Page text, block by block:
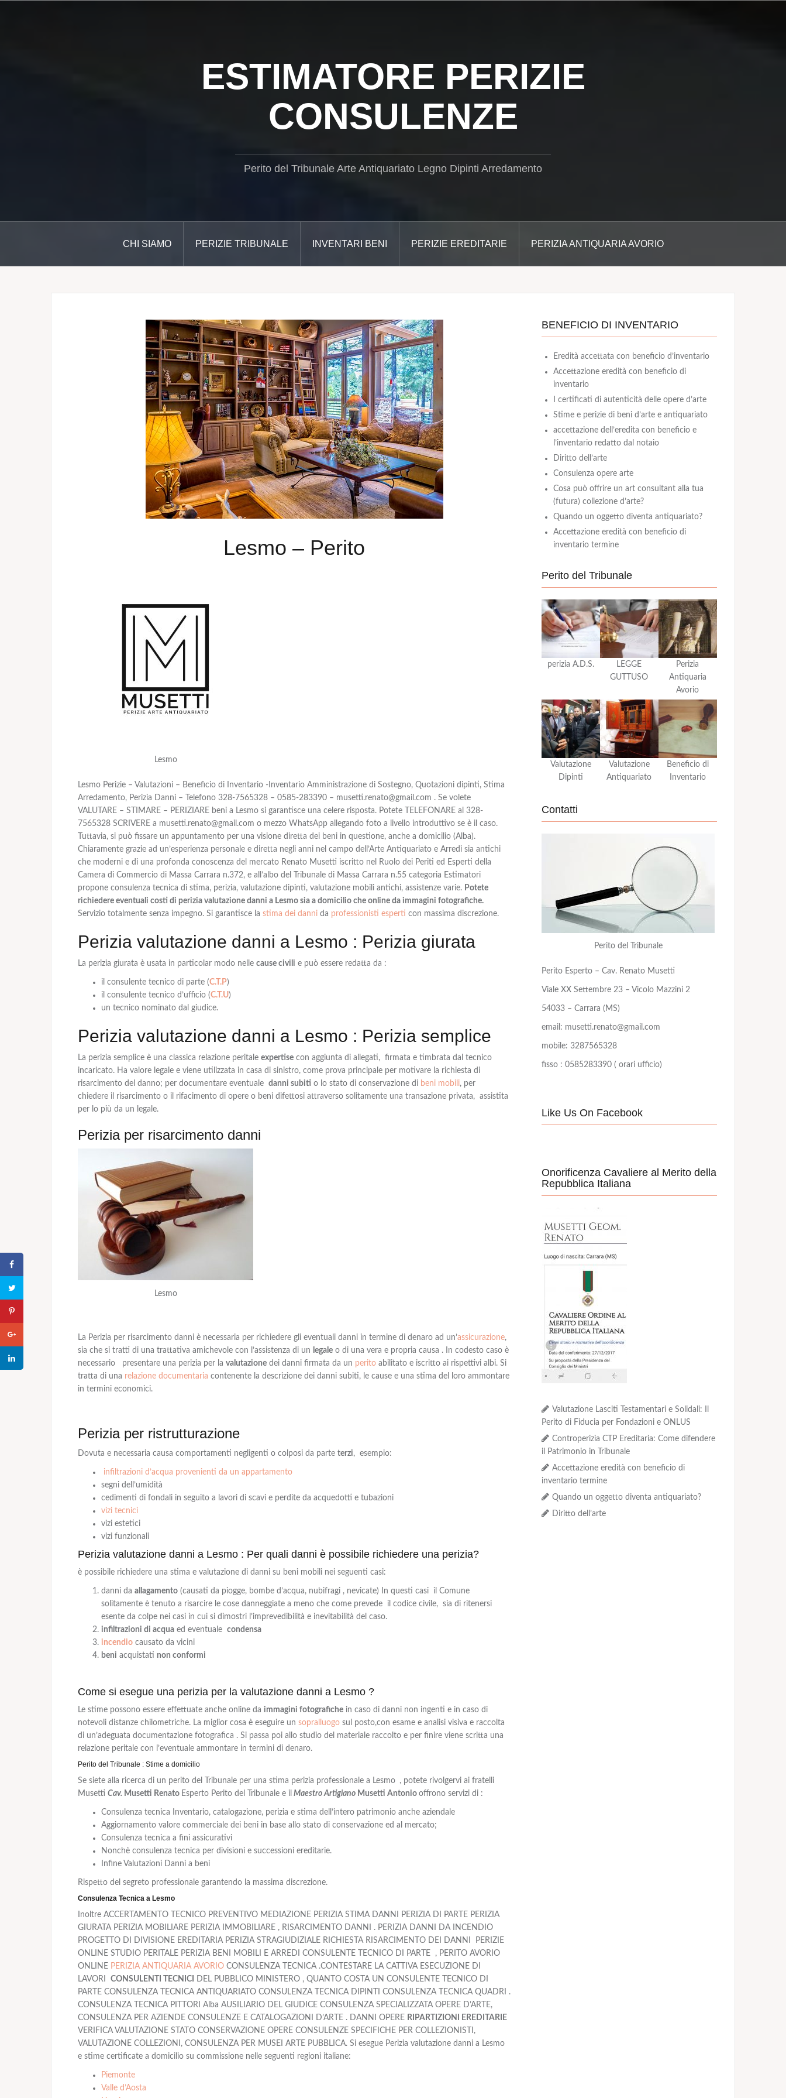
ESTIMATORE PERIZIE
CONSULENZE
Perito del Tribunale Arte Antiquariato Legno Dipinti Arredamento
CHI SIAMO PERIZIE TRIBUNALE INVENTARI BENI PERIZIE EREDITARIE PERIZIA ANTIQUARIA AVORIO
Lesmo – Perito
Lesmo
Lesmo Perizie – Valutazioni – Beneficio di Inventario -Inventario Amministrazione di Sostegno, Quotazioni dipinti, Stima
Arredamento, Perizia Danni – Telefono 328-7565328 – 0585-283390 – musetti.renato@gmail.com . Se volete
VALUTARE – STIMARE – PERIZIARE beni a Lesmo si garantisce una celere risposta. Potete TELEFONARE al 328-
7565328 SCRIVERE a musetti.renato@gmail.com o mezzo WhatsApp allegando foto a livello introduttivo se è il caso.
Tuttavia, si può fissare un appuntamento per una visione diretta dei beni in questione, anche a domicilio (Alba).
Chiaramente grazie ad un’esperienza personale e diretta negli anni nel campo dell’Arte Antiquariato e Arredi sia antichi
che moderni e di una profonda conoscenza del mercato Renato Musetti iscritto nel Ruolo dei Periti ed Esperti della
Camera di Commercio di Massa Carrara n.372, e all’albo del Tribunale di Massa Carrara n.55 categoria Estimatori
propone consulenza tecnica di stima, perizia, valutazione dipinti, valutazione mobili antichi, assistenze varie. Potete
richiedere eventuali costi di perizia valutazione danni a Lesmo sia a domicilio che online da immagini fotografiche.
Servizio totalmente senza impegno. Si garantisce la stima dei danni da professionisti esperti con massima discrezione.
Perizia valutazione danni a Lesmo : Perizia giurata
La perizia giurata è usata in particolar modo nelle cause civili e può essere redatta da :
il consulente tecnico di parte (C.T.P)
il consulente tecnico d’ufficio (C.T.U)
un tecnico nominato dal giudice.
Perizia valutazione danni a Lesmo : Perizia semplice
La perizia semplice è una classica relazione peritale expertise con aggiunta di allegati, firmata e timbrata dal tecnico
incaricato. Ha valore legale e viene utilizzata in casa di sinistro, come prova principale per motivare la richiesta di
risarcimento del danno; per documentare eventuale danni subiti o lo stato di conservazione di beni mobili, per
chiedere il risarcimento o il rifacimento di opere o beni difettosi attraverso solitamente una transazione privata, assistita
per lo più da un legale.
Perizia per risarcimento danni
Lesmo
La Perizia per risarcimento danni è necessaria per richiedere gli eventuali danni in termine di denaro ad un’assicurazione,
sia che si tratti di una trattativa amichevole con l’assistenza di un legale o di una vera e propria causa . In codesto caso è
necessario presentare una perizia per la valutazione dei danni firmata da un perito abilitato e iscritto ai rispettivi albi. Si
tratta di una relazione documentaria contenente la descrizione dei danni subiti, le cause e una stima del loro ammontare
in termini economici.
Perizia per ristrutturazione
Dovuta e necessaria causa comportamenti negligenti o colposi da parte terzi, esempio:
infiltrazioni d’acqua provenienti da un appartamento
segni dell’umidità
cedimenti di fondali in seguito a lavori di scavi e perdite da acquedotti e tubazioni
vizi tecnici
vizi estetici
vizi funzionali
Perizia valutazione danni a Lesmo : Per quali danni è possibile richiedere una perizia?
è possibile richiedere una stima e valutazione di danni su beni mobili nei seguenti casi:
danni da allagamento (causati da piogge, bombe d’acqua, nubifragi , nevicate) In questi casi il Comune
solitamente è tenuto a risarcire le cose danneggiate a meno che come prevede il codice civile, sia di ritenersi
esente da colpe nei casi in cui si dimostri l’imprevedibilità e inevitabilità del caso.
infiltrazioni di acqua ed eventuale condensa
incendio causato da vicini
beni acquistati non conformi
Come si esegue una perizia per la valutazione danni a Lesmo ?
Le stime possono essere effettuate anche online da immagini fotografiche in caso di danni non ingenti e in caso di
notevoli distanze chilometriche. La miglior cosa è eseguire un sopralluogo sul posto,con esame e analisi visiva e raccolta
di un’adeguata documentazione fotografica . Si passa poi allo studio del materiale raccolto e per finire viene scritta una
relazione peritale con l’eventuale ammontare in termini di denaro.
Perito del Tribunale : Stime a domicilio
Se siete alla ricerca di un perito del Tribunale per una stima perizia professionale a Lesmo , potete rivolgervi ai fratelli
Musetti Cav. Musetti Renato Esperto Perito del Tribunale e il Maestro Artigiano Musetti Antonio offrono servizi di :
Consulenza tecnica Inventario, catalogazione, perizia e stima dell’intero patrimonio anche aziendale
Aggiornamento valore commerciale dei beni in base allo stato di conservazione ed al mercato;
Consulenza tecnica a fini assicurativi
Nonchè consulenza tecnica per divisioni e successioni ereditarie.
Infine Valutazioni Danni a beni
Rispetto del segreto professionale garantendo la massima discrezione.
Consulenza Tecnica a Lesmo
Inoltre ACCERTAMENTO TECNICO PREVENTIVO MEDIAZIONE PERIZIA STIMA DANNI PERIZIA DI PARTE PERIZIA
GIURATA PERIZIA MOBILIARE PERIZIA IMMOBILIARE , RISARCIMENTO DANNI . PERIZIA DANNI DA INCENDIO
PROGETTO DI DIVISIONE EREDITARIA PERIZIA STRAGIUDIZIALE RICHIESTA RISARCIMENTO DEI DANNI PERIZIE
ONLINE STUDIO PERITALE PERIZIA BENI MOBILI E ARREDI CONSULENTE TECNICO DI PARTE , PERITO AVORIO
ONLINE PERIZIA ANTIQUARIA AVORIO CONSULENZA TECNICA .CONTESTARE LA CATTIVA ESECUZIONE DI
LAVORI CONSULENTI TECNICI
DEL PUBBLICO MINISTERO , QUANTO COSTA UN CONSULENTE TECNICO DI
PARTE CONSULENZA TECNICA ANTIQUARIATO CONSULENZA TECNICA DIPINTI CONSULENZA TECNICA QUADRI .
CONSULENZA TECNICA PITTORI Alba AUSILIARIO DEL GIUDICE CONSULENZA SPECIALIZZATA OPERE D’ARTE,
CONSULENZA PER AZIENDE CONSULENZE E CATALOGAZIONI D’ARTE . DANNI OPERE RIPARTIZIONI EREDITARIE
VERIFICA VALUTAZIONE STATO CONSERVAZIONE OPERE CONSULENZE SPECIFICHE PER COLLEZIONISTI,
VALUTAZIONE COLLEZIONI, CONSULENZA PER MUSEI ARTE PUBBLICA. Si esegue Perizia valutazione danni a Lesmo
e stime certificate a domicilio su commissione nelle seguenti regioni italiane:
Piemonte
Valle d’Aosta
BENEFICIO DI INVENTARIO
Eredità accettata con beneficio d’inventario
Accettazione eredità con beneficio di
inventario
I certificati di autenticità delle opere d’arte
Stime e perizie di beni d’arte e antiquariato
accettazione dell’eredita con beneficio e
l’inventario redatto dal notaio
Diritto dell’arte
Consulenza opere arte
Cosa può offrire un art consultant alla tua
(futura) collezione d’arte?
Quando un oggetto diventa antiquariato?
Accettazione eredità con beneficio di
inventario termine
Perito del Tribunale
perizia A.D.S.
LEGGE
GUTTUSO
Perizia
Antiquaria
Avorio
Valutazione
Dipinti
Valutazione
Antiquariato
Beneficio di
Inventario
Contatti
Perito del Tribunale
Perito Esperto – Cav. Renato Musetti
Viale XX Settembre 23 – Vicolo Mazzini 2
54033 – Carrara (MS)
email: musetti.renato@gmail.com
mobile: 3287565328
fisso : 0585283390 ( orari ufficio)
Like Us On Facebook
Onorificenza Cavaliere al Merito della
Repubblica Italiana
Valutazione Lasciti Testamentari e Solidali: Il
Perito di Fiducia per Fondazioni e ONLUS
Controperizia CTP Ereditaria: Come difendere
il Patrimonio in Tribunale
Accettazione eredità con beneficio di
inventario termine
Quando un oggetto diventa antiquariato?
Diritto dell’arte